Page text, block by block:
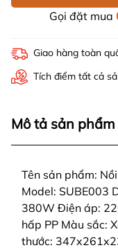
Gọi đặt mua
Giao hàng toàn
Tích điểm tất cả
Mô tả sản phẩm
Tên sản phẩm:
Model: SUBE003
380W Điện áp:
hấp PP Màu sắc:
thước: